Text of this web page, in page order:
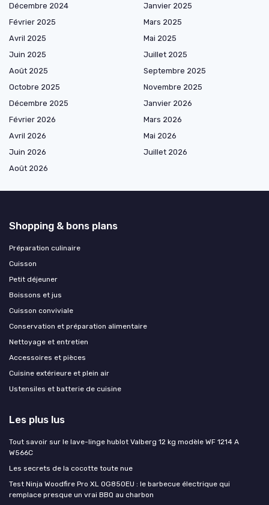
Décembre 2024
Janvier 2025
Février 2025
Mars 2025
Avril 2025
Mai 2025
Juin 2025
Juillet 2025
Août 2025
Septembre 2025
Octobre 2025
Novembre 2025
Décembre 2025
Janvier 2026
Février 2026
Mars 2026
Avril 2026
Mai 2026
Juin 2026
Juillet 2026
Août 2026
Shopping & bons plans
Préparation culinaire
Cuisson
Petit déjeuner
Boissons et jus
Cuisson conviviale
Conservation et préparation alimentaire
Nettoyage et entretien
Accessoires et pièces
Cuisine extérieure et plein air
Ustensiles et batterie de cuisine
Les plus lus
Tout savoir sur le lave-linge hublot Valberg 12 kg modèle WF 1214 A
W566C
Les secrets de la cocotte toute nue
Test Ninja Woodfire Pro XL OG850EU : le barbecue électrique qui
remplace presque un vrai BBQ au charbon